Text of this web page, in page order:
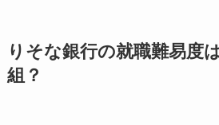
りそな銀行の就職難易度
組？